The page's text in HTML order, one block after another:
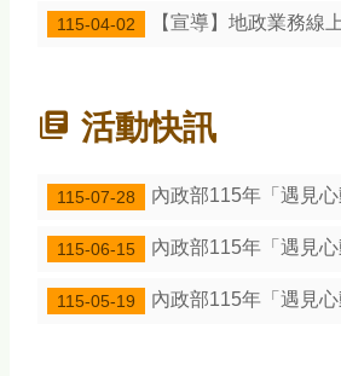
115-04-02 【宣導】地政業務線上聲明等
活動快訊
115-07-28 內政部115年「遇見心動時」單身聯誼活動，第3、10-
115-06-15 內政部115年「遇見心動時」單身聯誼活動，第5-9
115-05-19 內政部115年「遇見心動時」單身聯誼活動，第1-4